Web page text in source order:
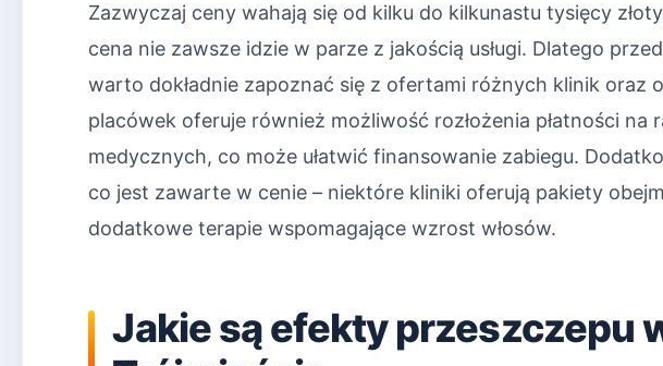
Zazwyczaj ceny wahają się od kilku do kilkunastu tysięcy
cena nie zawsze idzie w parze z jakością usługi. Dlatego
warto dokładnie zapoznać się z ofertami różnych klinik oraz
placówek oferuje również możliwość rozłożenia płatności
medycznych, co może ułatwić finansowanie zabiegu.
co jest zawarte w cenie – niektóre kliniki oferują pakiety
dodatkowe terapie wspomagające wzrost włosów.
Jakie są efekty przeszczepu